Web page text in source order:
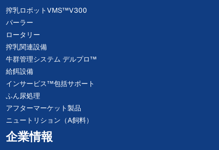
搾乳ロボットVMS™V300
パーラー
ロータリー
搾乳関連設備
牛群管理システム デルプロ™
給餌設備
インサービス™包括サポート
ふん尿処理
アフターマーケット製品
ニュートリション（A飼料）
企業情報